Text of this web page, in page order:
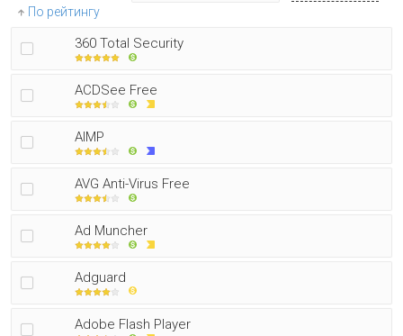
По рейтингу
360 Total Security
ACDSee Free
AIMP
AVG Anti-Virus Free
Ad Muncher
Adguard
Adobe Flash Player